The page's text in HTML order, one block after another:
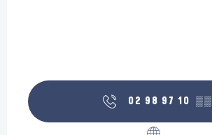
02 98 97 10 ▒▒